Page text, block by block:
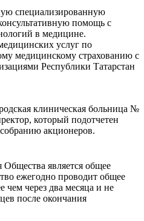
специализированную
помощь с
в медицине.
услуг по
медицинскому страхованию с
Республики Татарстан
клиническая больница №
который подотчетен
акционеров.
является общее
ежегодно проводит общее
чем через два месяца и не
после окончания